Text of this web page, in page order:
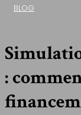
BLOG
: